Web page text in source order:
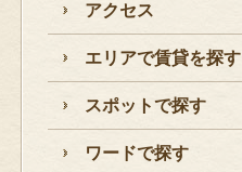
アクセス
エリアで賃貸を探す
スポットで探す
ワードで探す